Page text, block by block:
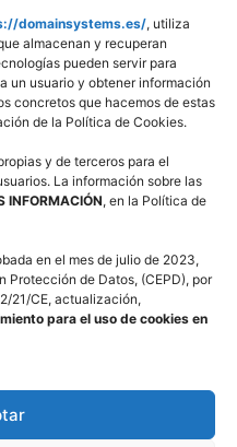
domainsystems.es/, utiliza
almacenan y recuperan
pueden servir para
un usuario y obtener información
concretos que hacemos de estas
de la Política de Cookies.
y de terceros para el
La información sobre las
INFORMACIÓN, en la Política de
en el mes de julio de 2023,
Protección de Datos, (CEPD), por
21/CE, actualización,
para el uso de cookies en